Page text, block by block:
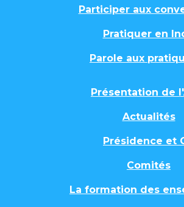
Participer aux
Pratiquer en
Parole aux
Présentation de
Actualités
Présidence et
Comités
La formation des